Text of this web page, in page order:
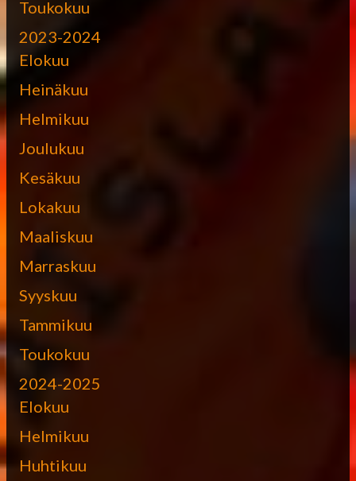
Toukokuu
2023-2024
Elokuu
Heinäkuu
Helmikuu
Joulukuu
Kesäkuu
Lokakuu
Maaliskuu
Marraskuu
Syyskuu
Tammikuu
Toukokuu
2024-2025
Elokuu
Helmikuu
Huhtikuu